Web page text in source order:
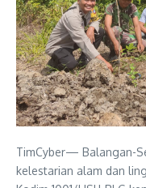
TimCyber— Balangan-
kelestarian alam dan